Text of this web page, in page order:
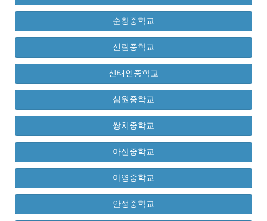
순창중학교
신림중학교
신태인중학교
심원중학교
쌍치중학교
아산중학교
아영중학교
안성중학교